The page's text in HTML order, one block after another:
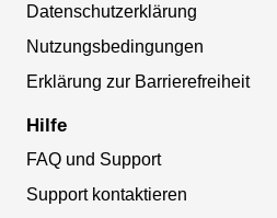
Datenschutzerklärung
Nutzungsbedingungen
Erklärung zur Barrierefreiheit
Hilfe
FAQ und Support
Support kontaktieren